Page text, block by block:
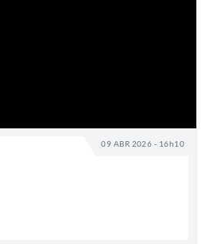
09 ABR 2026 - 16h10